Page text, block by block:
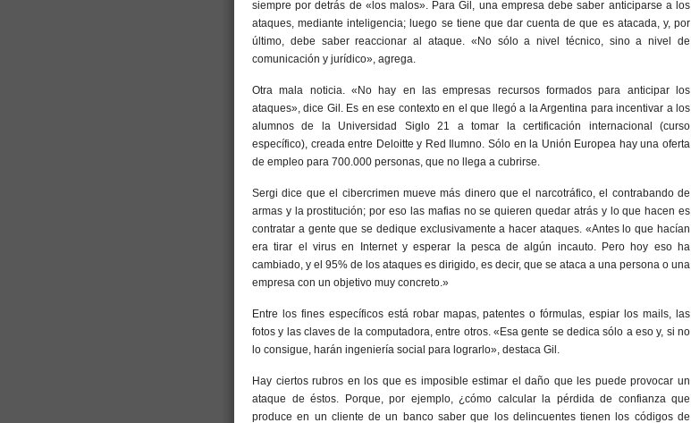
siempre por detrás de «los malos». Para Gil, una empresa debe saber anticiparse a los
ataques, mediante inteligencia; luego se tiene que dar cuenta de que es atacada, y, por
último, debe saber reaccionar al ataque. «No sólo a nivel técnico, sino a nivel de
comunicación y jurídico», agrega.
Otra mala noticia. «No hay en las empresas recursos formados para anticipar los
ataques», dice Gil. Es en ese contexto en el que llegó a la Argentina para incentivar a los
alumnos de la Universidad Siglo 21 a tomar la certificación internacional (curso
específico), creada entre Deloitte y Red Ilumno. Sólo en la Unión Europea hay una oferta
de empleo para 700.000 personas, que no llega a cubrirse.
Sergi dice que el cibercrimen mueve más dinero que el narcotráfico, el contrabando de
armas y la prostitución; por eso las mafias no se quieren quedar atrás y lo que hacen es
contratar a gente que se dedique exclusivamente a hacer ataques. «Antes lo que hacían
era tirar el virus en Internet y esperar la pesca de algún incauto. Pero hoy eso ha
cambiado, y el 95% de los ataques es dirigido, es decir, que se ataca a una persona o una
empresa con un objetivo muy concreto.»
Entre los fines específicos está robar mapas, patentes o fórmulas, espiar los mails, las
fotos y las claves de la computadora, entre otros. «Esa gente se dedica sólo a eso y, si no
lo consigue, harán ingeniería social para lograrlo», destaca Gil.
Hay ciertos rubros en los que es imposible estimar el daño que les puede provocar un
ataque de éstos. Porque, por ejemplo, ¿cómo calcular la pérdida de confianza que
produce en un cliente de un banco saber que los delincuentes tienen los códigos de